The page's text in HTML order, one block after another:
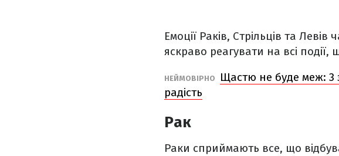
Емоції Раків, Стрільців та
яскраво реагувати на всі
НЕЙМОВІРНО
Щастю не буде меж: 3
радість
Рак
Раки сприймають все, що